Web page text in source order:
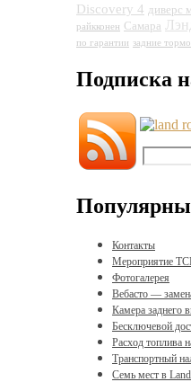
Discovery 4 диверс
райкконен Самара
по гарантии задние
Подписка
Контакты
Мероприятие
Фотогалерея
Вебасто —
Камера заднего
Бесключевой
Расход топлива
Транспортный
Семь мест в